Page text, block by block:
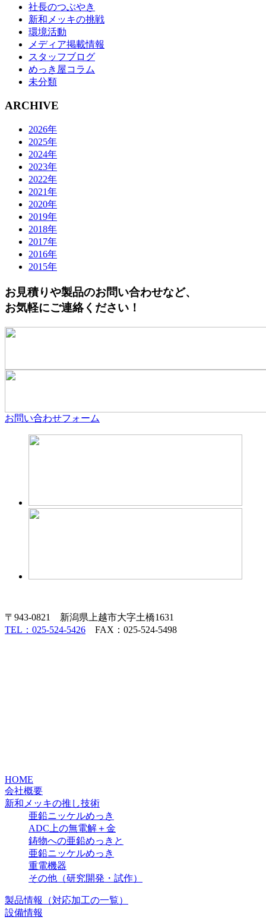
社長のつぶやき
新和メッキの挑戦
環境活動
メディア掲載情報
スタッフブログ
めっき屋コラム
未分類
ARCHIVE
2026年
2025年
2024年
2023年
2022年
2021年
2020年
2019年
2018年
2017年
2016年
2015年
お見積りや製品のお問い合わせなど、
お気軽にご連絡ください！
お問い合わせフォーム
〒943-0821 新潟県上越市大字土橋1631
TEL：025-524-5426 FAX：025-524-5498
HOME
会社概要
新和メッキの推し技術
亜鉛ニッケルめっき
ADC上の無電解＋金
鋳物への亜鉛めっきと
亜鉛ニッケルめっき
重電機器
その他（研究開発・試作）
製品情報（対応加工の一覧）
設備情報